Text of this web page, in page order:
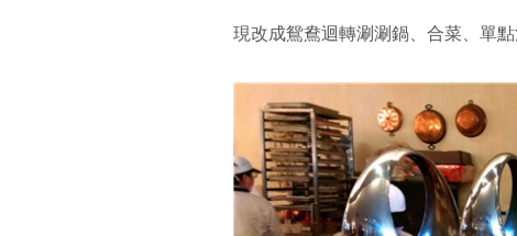
現改成鴛鴦迴轉涮涮鍋、合菜、單